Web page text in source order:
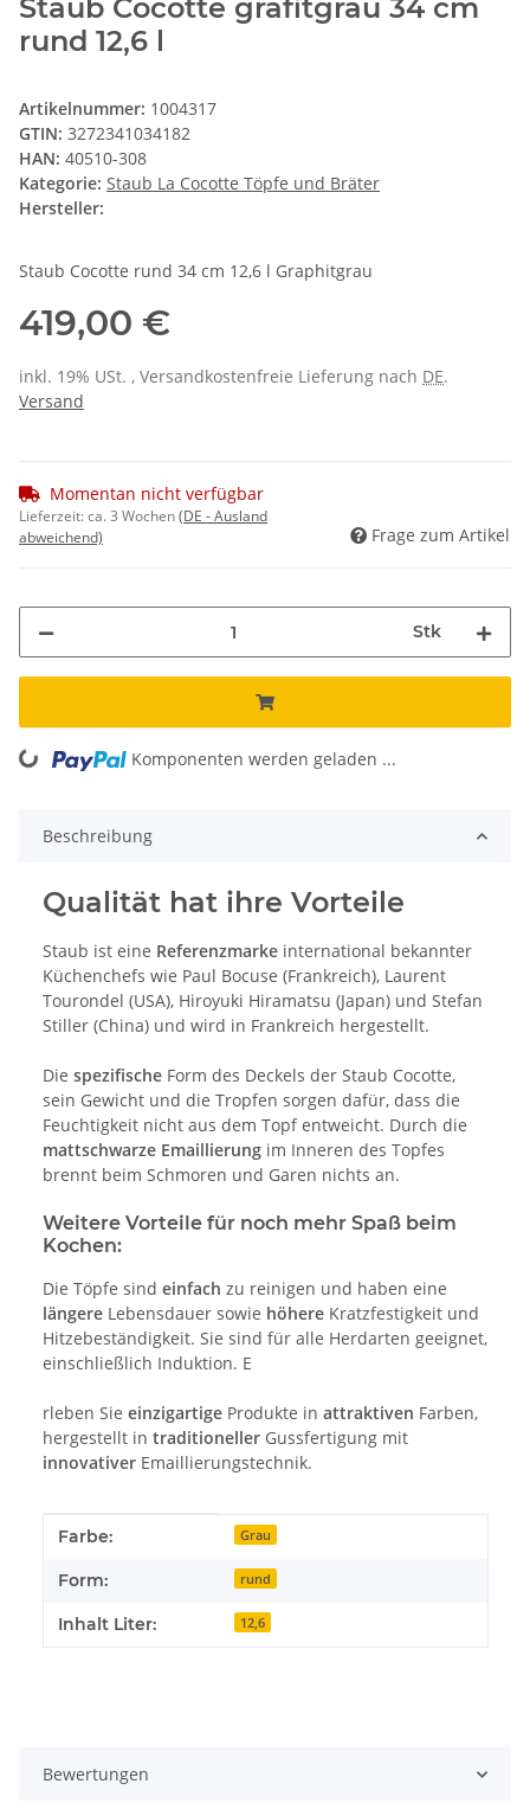
Staub Cocotte grafitgrau 34 cm
rund 12,6 l
Artikelnummer: 1004317
GTIN: 3272341034182
HAN: 40510-308
Kategorie: Staub La Cocotte Töpfe und Bräter
Hersteller:
Staub Cocotte rund 34 cm 12,6 l Graphitgrau
419,00 €
inkl. 19% USt. , Versandkostenfreie Lieferung nach DE.
Versand
Momentan nicht verfügbar
Lieferzeit:ca. 3 Wochen(DE - Ausland
abweichend)
Frage zum Artikel
Stk
Loading... Komponenten werden geladen ...
Beschreibung
Qualität hat ihre Vorteile
Staub ist eine Referenzmarke international bekannter
Küchenchefs wie Paul Bocuse (Frankreich), Laurent
Tourondel (USA), Hiroyuki Hiramatsu (Japan) und Stefan
Stiller (China) und wird in Frankreich hergestellt.
Die spezifische Form des Deckels der Staub Cocotte,
sein Gewicht und die Tropfen sorgen dafür, dass die
Feuchtigkeit nicht aus dem Topf entweicht. Durch die
mattschwarze Emaillierung im Inneren des Topfes
brennt beim Schmoren und Garen nichts an.
Weitere Vorteile für noch mehr Spaß beim
Kochen:
Die Töpfe sind einfach zu reinigen und haben eine
längere Lebensdauer sowie höhere Kratzfestigkeit und
Hitzebeständigkeit. Sie sind für alle Herdarten geeignet,
einschließlich Induktion. E
rleben Sie einzigartige Produkte in attraktiven Farben,
hergestellt in traditioneller Gussfertigung mit
innovativer Emaillierungstechnik.
Produkteigenschaft
Wert
Farbe: Grau
Form: rund
Inhalt Liter: 12,6
Bewertungen